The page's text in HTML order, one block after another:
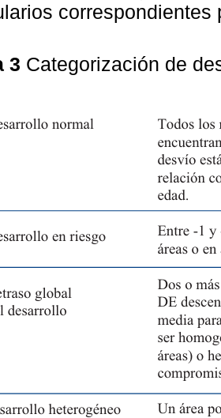
3 Categorización de